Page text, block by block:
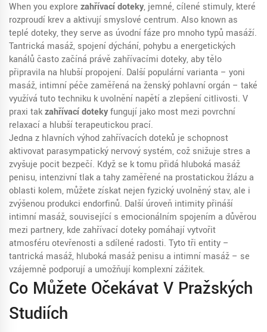
When you explore zahřívací doteky, jemné, cílené stimuly, které
rozproudí krev a aktivují smyslové centrum. Also known as
teplé doteky, they serve as úvodní fáze pro mnoho typů masáží.
Tantrická masáž, spojení dýchání, pohybu a energetických
kanálů často začíná právě zahřívacími doteky, aby tělo
připravila na hlubší propojení. Další populární varianta – yoni
masáž, intimní péče zaměřená na ženský pohlavní orgán – také
využívá tuto techniku k uvolnění napětí a zlepšení citlivosti. V
praxi takzahřívací dotekyfungují jako most mezi povrchní
relaxací a hlubší terapeutickou prací.
Jedna z hlavních výhod zahřívacích doteků je schopnost
aktivovat parasympatický nervový systém, což snižuje stres a
zvyšuje pocit bezpečí. Když se k tomu přidá hluboká masáž
penisu, intenzivní tlak a tahy zaměřené na prostatickou žlázu a
oblasti kolem, můžete získat nejen fyzický uvolněný stav, ale i
zvýšenou produkci endorfinů. Další úroveň intimity přináší
intimní masáž, související s emocionálním spojením a důvěrou
mezi partnery, kde zahřívací doteky pomáhají vytvořit
atmosféru otevřenosti a sdílené radosti. Tyto tři entity –
tantrická masáž, hluboká masáž penisu a intimní masáž – se
vzájemně podporují a umožňují komplexní zážitek.
Co Můžete Očekávat V Pražských
Studiích